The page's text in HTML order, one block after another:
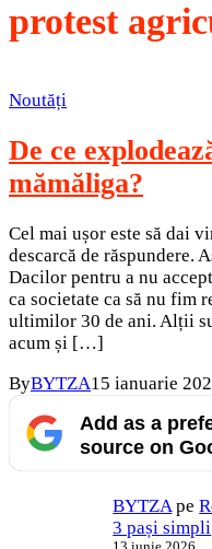
protest
Noutăți
De ce
mămăliga?
Cel mai ușor este să dai
descarcă de răspundere.
Dacilor pentru a nu
ca societate ca să nu fim
ultimilor 30 de ani. Alții
acum și […]
ByBYTZA15 ianuarie
Add as a
source on
BYTZApe
3 pași simpli